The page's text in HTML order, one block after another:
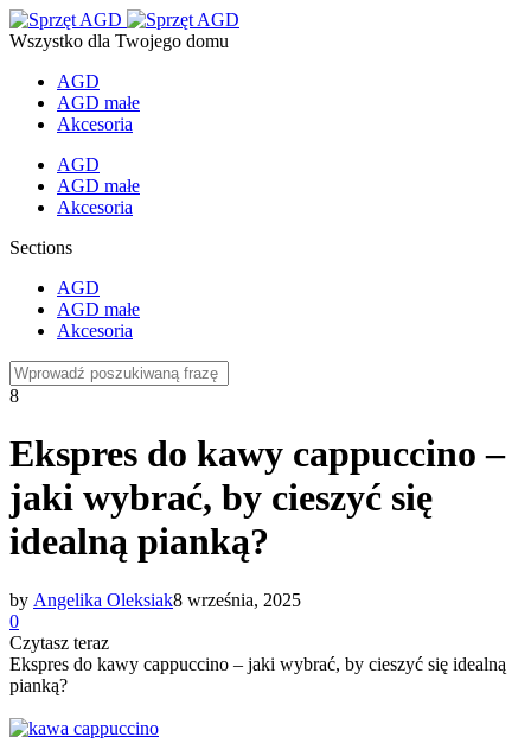
Wszystko dla Twojego domu
AGD
AGD małe
Akcesoria
AGD
AGD małe
Akcesoria
Sections
AGD
AGD małe
Akcesoria
8
Ekspres do kawy cappuccino –
jaki wybrać, by cieszyć się
idealną pianką?
by Angelika Oleksiak8 września, 2025
0
Czytasz teraz
Ekspres do kawy cappuccino – jaki wybrać, by cieszyć się idealną
pianką?